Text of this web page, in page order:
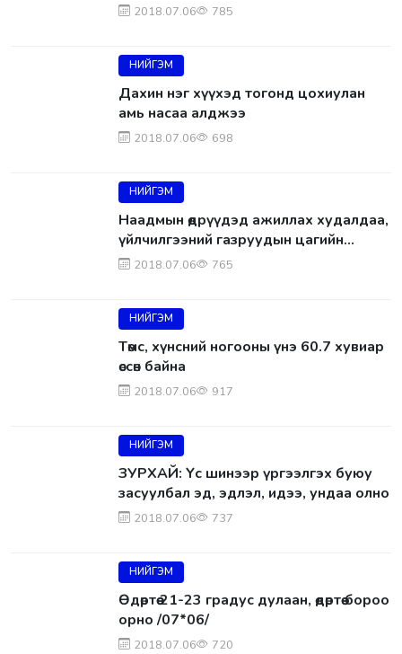
2018.07.06 785
НИЙГЭМ
Дахин нэг хүүхэд тогонд цохиулан
амь насаа алджээ
2018.07.06 698
НИЙГЭМ
Наадмын өдрүүдэд ажиллах худалдаа,
үйлчилгээний газруудын цагийн
хуваарь
2018.07.06 765
НИЙГЭМ
Төмс, хүнсний ногооны үнэ 60.7 хувиар
өссөн байна
2018.07.06 917
НИЙГЭМ
ЗУРХАЙ: Үс шинээр үргээлгэх буюу
засуулбал эд, эдлэл, идээ, ундаа олно
2018.07.06 737
НИЙГЭМ
Өдөртөө 21-23 градус дулаан, өдөртөө бороо
орно /07*06/
2018.07.06 720